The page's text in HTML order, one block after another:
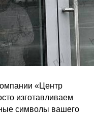
«Центр
изготавливаем
символы вашего